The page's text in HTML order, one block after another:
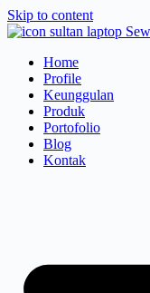
Skip to content
Home
Profile
Keunggulan
Produk
Portofolio
Blog
Kontak